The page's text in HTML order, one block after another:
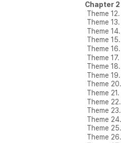
Chapter 2
Theme 12.
Theme
Theme
Theme
Theme 16.
Theme 17.
Theme
Theme
Theme 20.
Theme 21.
Theme
Theme 23.
Theme 24.
Theme
Theme